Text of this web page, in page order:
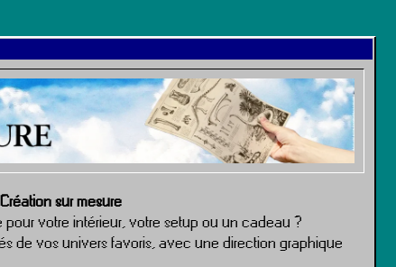
sur mesure
pour votre intérieur, votre setup ou un cadeau ?
de vos univers favoris, avec une direction graphique